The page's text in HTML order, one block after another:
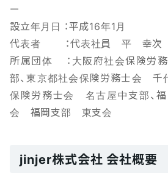
ー
設立年月日 ：平成16年1月
代表者 ：代表社員 平 幸次
所属団体 ：大阪府社会保険労
部、東京都社会保険労務士会 千
保険労務士会 名古屋中支部、
会 福岡支部 東支会
jinjer株式会社 会社概要